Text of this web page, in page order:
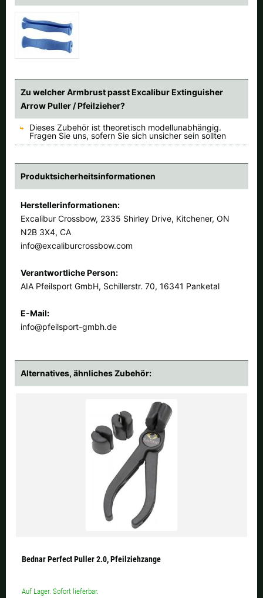
Zu welcher Armbrust passt Excalibur Extinguisher
Arrow Puller / Pfeilzieher?
Dieses Zubehör ist theoretisch modellunabhängig.
Fragen Sie uns, sofern Sie sich unsicher sein sollten
Produktsicherheitsinformationen
Herstellerinformationen:
Excalibur Crossbow, 2335 Shirley Drive, Kitchener, ON
N2B 3X4, CA
info@excaliburcrossbow.com
Verantwortliche Person:
AIA Pfeilsport GmbH, Schillerstr. 70, 16341 Panketal
E-Mail:
info@pfeilsport-gmbh.de
Alternatives, ähnliches Zubehör:
Bednar Perfect Puller 2.0, Pfeilziehzange
Auf Lager. Sofort lieferbar.